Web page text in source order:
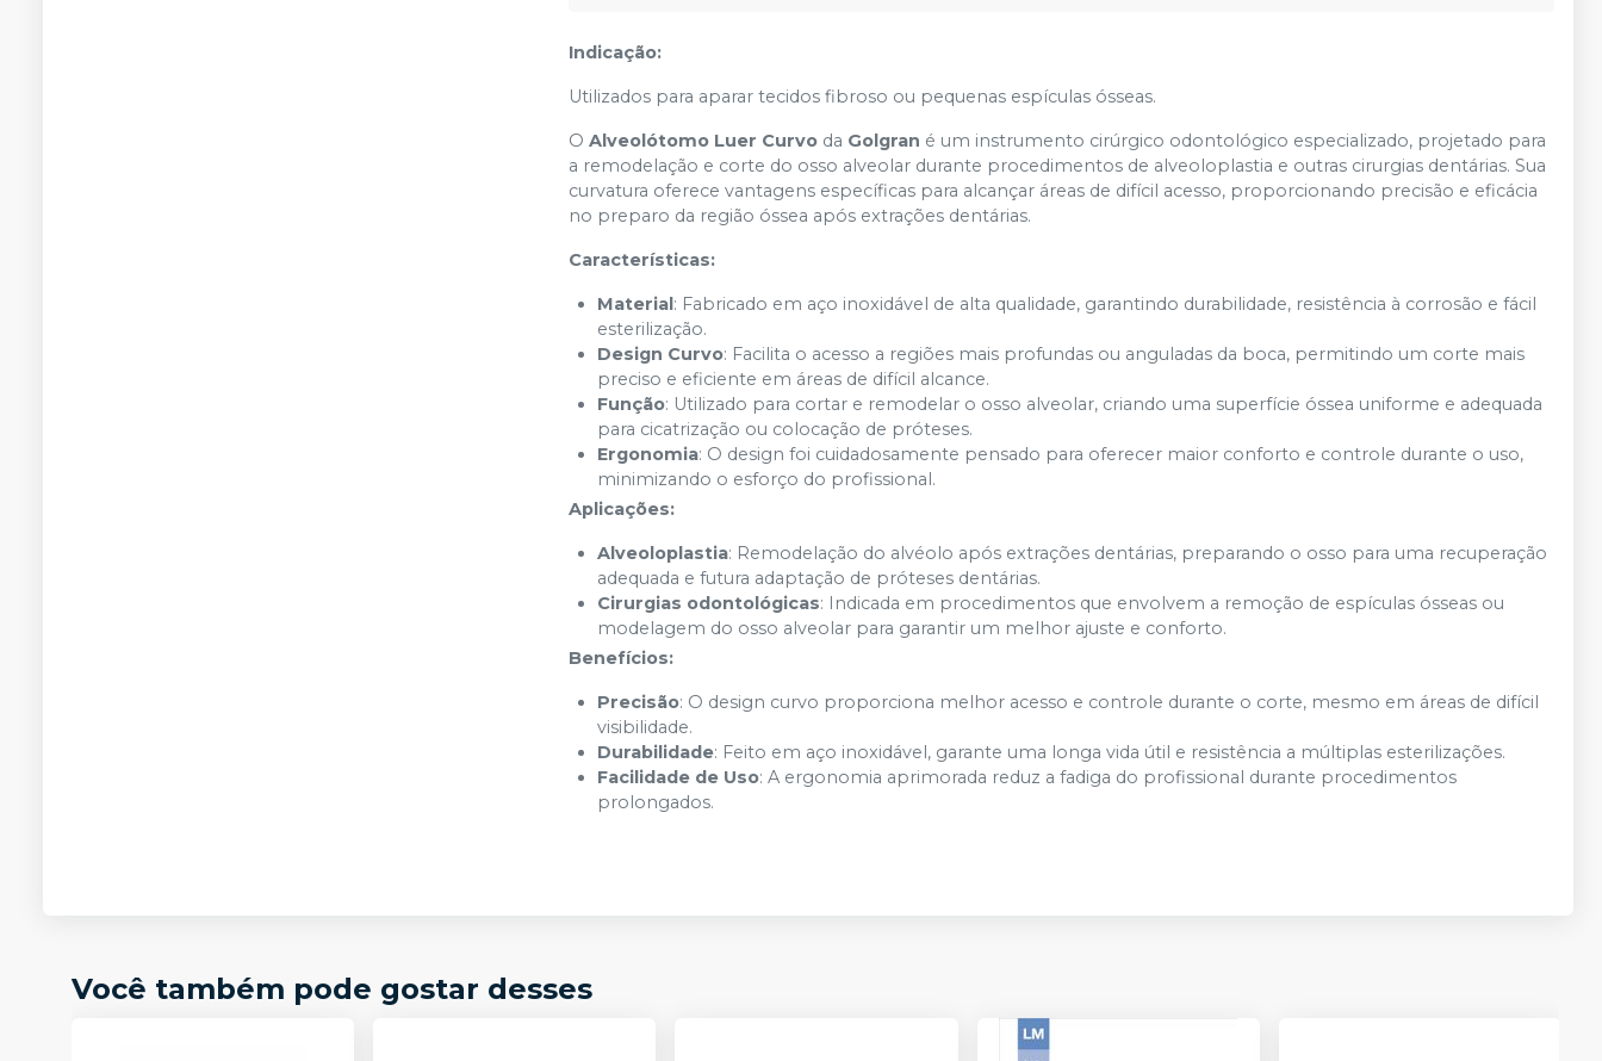
Indicação:
Utilizados para aparar tecidos fibroso ou pequenas espículas ósseas.
OAlveolótomo Luer Curvo da Golgran é um instrumento cirúrgico odontológico especializado, projetado para
a remodelação e corte do osso alveolar durante procedimentos de alveoloplastia e outras cirurgias dentárias. Sua
curvatura oferece vantagens específicas para alcançar áreas de difícil acesso, proporcionando precisão e eficácia
no preparo da região óssea após extrações dentárias.
Características:
Material: Fabricado em aço inoxidável de alta qualidade, garantindo durabilidade, resistência à corrosão e fácil
esterilização.
Design Curvo: Facilita o acesso a regiões mais profundas ou anguladas da boca, permitindo um corte mais
preciso e eficiente em áreas de difícil alcance.
Função: Utilizado para cortar e remodelar o osso alveolar, criando uma superfície óssea uniforme e adequada
para cicatrização ou colocação de próteses.
Ergonomia: O design foi cuidadosamente pensado para oferecer maior conforto e controle durante o uso,
minimizando o esforço do profissional.
Aplicações:
Alveoloplastia: Remodelação do alvéolo após extrações dentárias, preparando o osso para uma recuperação
adequada e futura adaptação de próteses dentárias.
Cirurgias odontológicas: Indicada em procedimentos que envolvem a remoção de espículas ósseas ou
modelagem do osso alveolar para garantir um melhor ajuste e conforto.
Benefícios:
Precisão: O design curvo proporciona melhor acesso e controle durante o corte, mesmo em áreas de difícil
visibilidade.
Durabilidade: Feito em aço inoxidável, garante uma longa vida útil e resistência a múltiplas esterilizações.
Facilidade de Uso: A ergonomia aprimorada reduz a fadiga do profissional durante procedimentos
prolongados.
Você também pode gostar desses